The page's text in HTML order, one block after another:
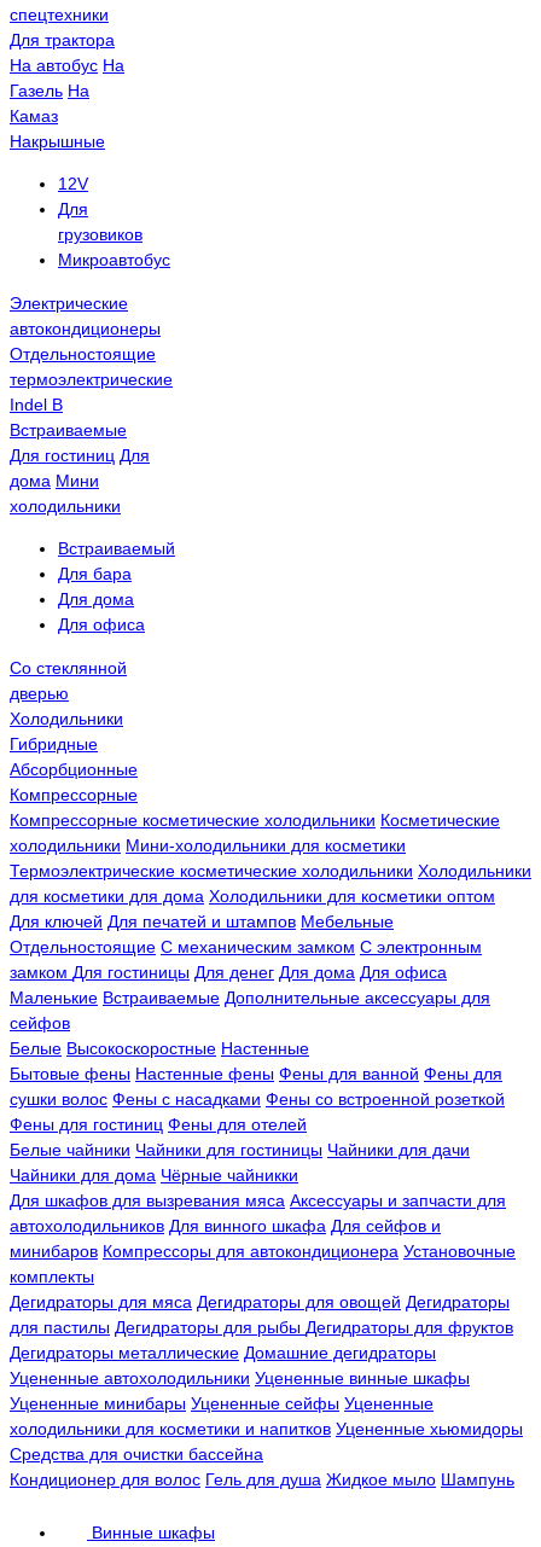
спецтехники
Для трактора
На автобус На
Газель На
Камаз
Накрышные
12V
Для
грузовиков
Микроавтобус
Электрические
автокондиционеры
Отдельностоящие
термоэлектрические
Indel B
Встраиваемые
Для гостиниц Для
дома Мини
холодильники
Встраиваемый
Для бара
Для дома
Для офиса
Со стеклянной
дверью
Холодильники
Гибридные
Абсорбционные
Компрессорные
Компрессорные косметические холодильники Косметические
холодильники Мини-холодильники для косметики
Термоэлектрические косметические холодильники Холодильники
для косметики для дома Холодильники для косметики оптом
Для ключей Для печатей и штампов Мебельные
Отдельностоящие С механическим замком С электронным
замком Для гостиницы Для денег Для дома Для офиса
Маленькие Встраиваемые Дополнительные аксессуары для
сейфов
Белые Высокоскоростные Настенные
Бытовые фены Настенные фены Фены для ванной Фены для
сушки волос Фены с насадками Фены со встроенной розеткой
Фены для гостиниц Фены для отелей
Белые чайники Чайники для гостиницы Чайники для дачи
Чайники для дома Чёрные чайникки
Для шкафов для вызревания мяса Аксессуары и запчасти для
автохолодильников Для винного шкафа Для сейфов и
минибаров Компрессоры для автокондиционера Установочные
комплекты
Дегидраторы для мяса Дегидраторы для овощей Дегидраторы
для пастилы Дегидраторы для рыбы Дегидраторы для фруктов
Дегидраторы металлические Домашние дегидраторы
Уцененные автохолодильники Уцененные винные шкафы
Уцененные минибары Уцененные сейфы Уцененные
холодильники для косметики и напитков Уцененные хьюмидоры
Средства для очистки бассейна
Кондиционер для волос Гель для душа Жидкое мыло Шампунь
Винные шкафы